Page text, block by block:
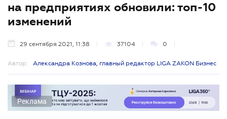
на предприятиях обновили: топ-10
изменений
29 сентября 2021, 11:38 37104 0
Автор: Александра Кознова, главный редактор LIGA ZAKON Бизнес
Реклама